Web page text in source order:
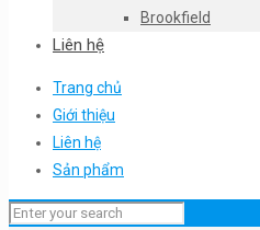
Brookfield
Liên hệ
Trang chủ
Giới thiệu
Liên hệ
Sản phẩm